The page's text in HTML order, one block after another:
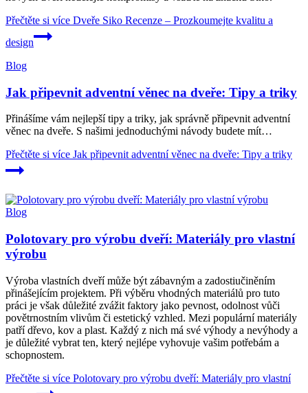
Přečtěte si více Dveře Siko Recenze – Prozkoumejte kvalitu a
design
Blog
Jak připevnit adventní věnec na dveře: Tipy a triky
Přinášíme vám nejlepší tipy a triky, jak správně připevnit adventní
věnec na dveře. S našimi jednoduchými návody budete mít…
Přečtěte si více Jak připevnit adventní věnec na dveře: Tipy a triky
Blog
Polotovary pro výrobu dveří: Materiály pro vlastní
výrobu
Výroba vlastních dveří může být zábavným a zadostiučiněním
přinášejícím projektem. Při výběru vhodných materiálů pro tuto
práci je však důležité zvážit faktory jako pevnost, odolnost vůči
povětrnostním vlivům či estetický vzhled. Mezi populární materiály
patří dřevo, kov a plast. Každý z nich má své výhody a nevýhody a
je důležité vybrat ten, který nejlépe vyhovuje vašim potřebám a
schopnostem.
Přečtěte si více Polotovary pro výrobu dveří: Materiály pro vlastní